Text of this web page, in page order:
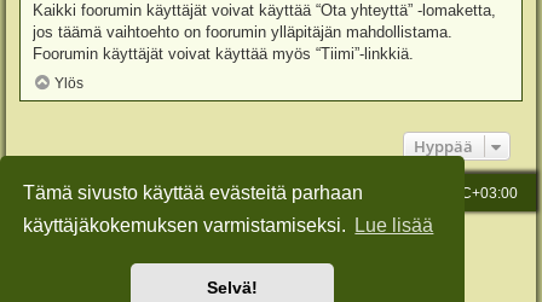
Tämä sivusto käyttää evästeitä parhaan
käyttäjäkokemuksen varmistamiseksi.
Lue lisää
Selvä!
Kaikki foorumin käyttäjät voivat käyttää “Ota yhteyttä” -lomaketta,
jos täämä vaihtoehto on foorumin ylläpitäjän mahdollistama.
Foorumin käyttäjät voivat käyttää myös “Tiimi”-linkkiä.
Ylös
Hyppää
Etusivu Kaikki ajat ovat UTC+03:00
Viesti Ylläpidolle
Keskustelufoorumin ohjelmistophpBB® Forum Software © phpBB Limited